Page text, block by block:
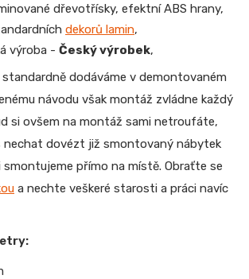
dřevotřísky, efektní ABS hrany,
dekorů lamin,
výroba - Český výrobek,
standardně dodáváme v demontovaném
návodu však montáž zvládne každý
si ovšem na montáž sami netroufáte,
nechat dovézt již smontovaný nábytek
smontujeme přímo na místě. Obraťte se
a nechte veškeré starosti a práci navíc